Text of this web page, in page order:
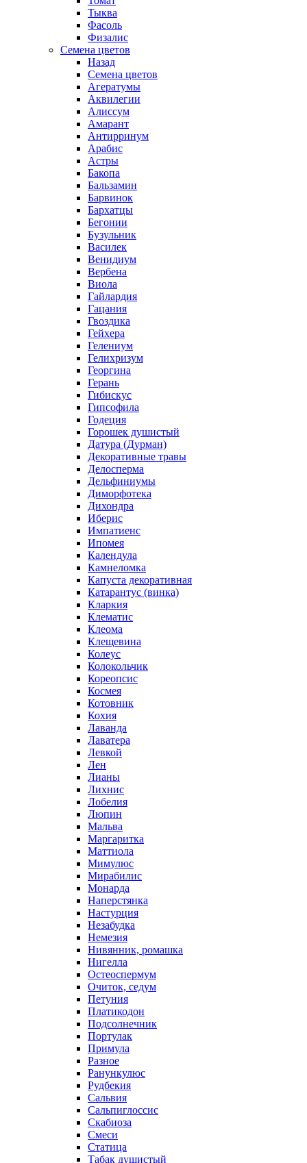
Тыква
Фасоль
Физалис
Семена цветов
Назад
Семена цветов
Агератумы
Аквилегии
Алиссум
Амарант
Антирринум
Арабис
Астры
Бакопа
Бальзамин
Барвинок
Бархатцы
Бегонии
Бузульник
Василек
Венидиум
Вербена
Виола
Гайлардия
Гацания
Гвоздика
Гейхера
Гелениум
Гелихризум
Георгина
Герань
Гибискус
Гипсофила
Годеция
Горошек душистый
Датура (Дурман)
Декоративные травы
Делосперма
Дельфиниумы
Диморфотека
Дихондра
Иберис
Импатиенс
Ипомея
Календула
Камнеломка
Капуста декоративная
Катарантус (винка)
Кларкия
Клематис
Клеома
Клещевина
Колеус
Колокольчик
Кореопсис
Космея
Котовник
Кохия
Лаванда
Лаватера
Левкой
Лен
Лианы
Лихнис
Лобелия
Люпин
Мальва
Маргаритка
Маттиола
Мимулюс
Мирабилис
Монарда
Наперстянка
Настурция
Незабудка
Немезия
Нивянник, ромашка
Нигелла
Остеоспермум
Очиток, седум
Петуния
Платикодон
Подсолнечник
Портулак
Примула
Разное
Ранункулюс
Рудбекия
Сальвия
Сальпиглоссис
Скабиоза
Смеси
Статица
Табак душистый